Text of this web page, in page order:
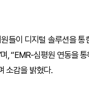
들이 디지털 솔루션을
, “EMR-심평원 연동을
소감을 밝혔다.